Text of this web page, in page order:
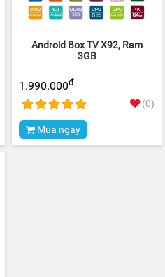
Android Box TV X92, Ram
3GB
1.990.000đ
(0)
Mua ngay